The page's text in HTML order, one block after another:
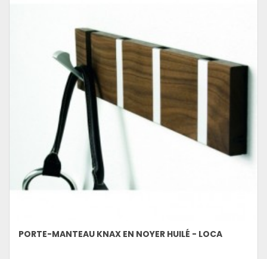
PORTE-MANTEAU KNAX EN NOYER HUILÉ - LOCA